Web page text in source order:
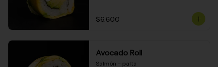
$6.600
Avocado Roll
Salmón - palta